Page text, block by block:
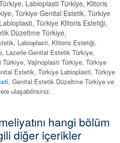
Labioplasti Türkiye, Klitoris
Türkiye Genital Estetik, Türkiye
Türkiye Klitoris Estetiği,
Düzeltme Türkiye,
Labioplasti, Klitoris Estetiği,
Lazerle Genital Estetik Türkiye,
Vajinoplasti Türkiye, Türkiye
Estetik, Türkiye Labioplasti, Türkiye
, Genital Estetik Düzeltme Türkiye ve
ulaşabilirsiniz.
hangi bölüm
diğer içerikler